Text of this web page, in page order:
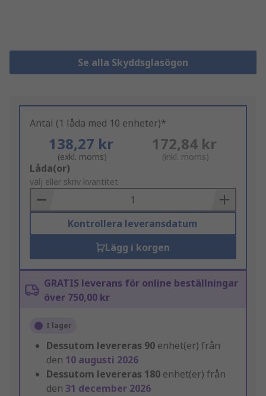
Se alla Skyddsglasögon
Antal (1 låda med 10 enheter)*
138,27 kr
(exkl. moms)
172,84 kr
(inkl. moms)
Add
to
Basket
Låda(or)
välj eller skriv kvantitet
Kontrollera leveransdatum
Lägg i korgen
GRATIS leverans för online beställningar
över 750,00 kr
I lager
Dessutom levereras 90 enhet(er) från
den 10 augusti 2026
Dessutom levereras 180 enhet(er) från
den 31 december 2026